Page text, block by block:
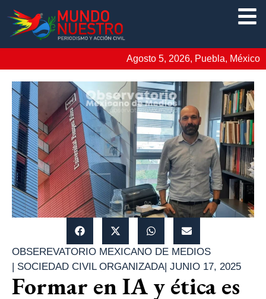
Agosto 5, 2026, Puebla, México
OBSEREVATORIO MEXICANO DE MEDIOS
SOCIEDAD CIVIL ORGANIZADA| JUNIO 17, 2025
Formar en IA y ética es